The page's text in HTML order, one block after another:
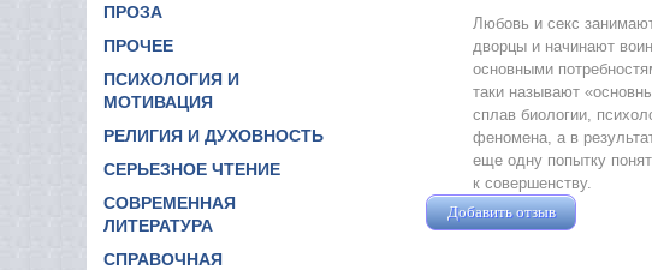
ПРОЗА
ПРОЧЕЕ
ПСИХОЛОГИЯ И
МОТИВАЦИЯ
РЕЛИГИЯ И ДУХОВНОСТЬ
СЕРЬЕЗНОЕ ЧТЕНИЕ
СОВРЕМЕННАЯ
ЛИТЕРАТУРА
СПРАВОЧНАЯ
Любовь и секс
дворцы и начинают
основными
таки называют
сплав биологии,
феномена, а в
еще одну попытку
к совершенству.
Добавить отзыв